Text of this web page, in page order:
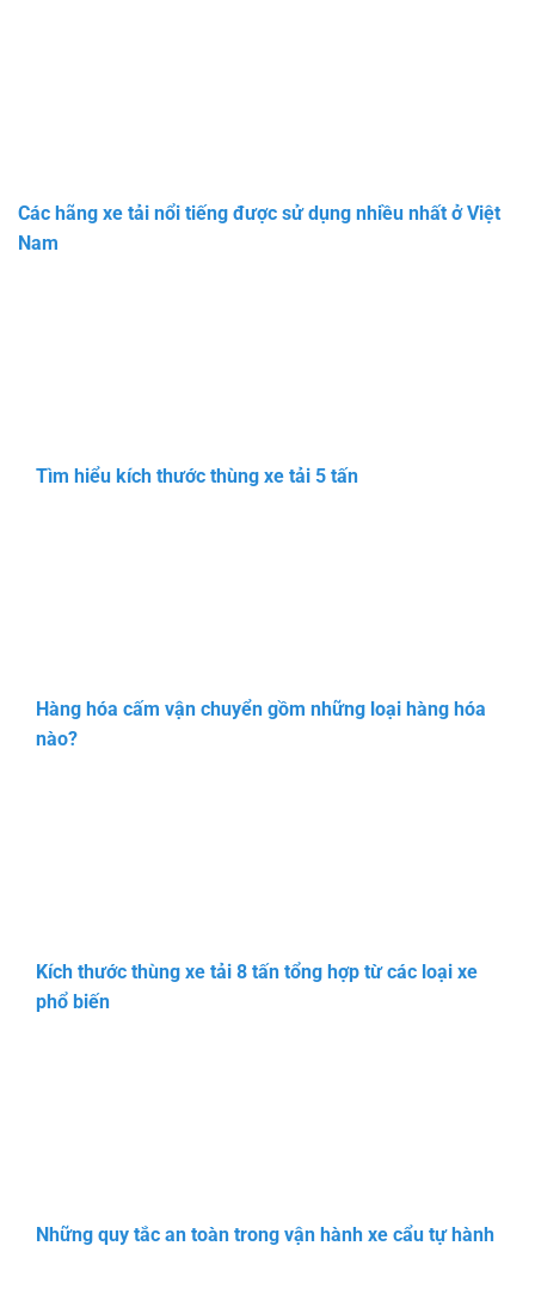
Các hãng xe tải nổi tiếng được sử dụng nhiều nhất ở Việt
Nam
Tìm hiểu kích thước thùng xe tải 5 tấn
Hàng hóa cấm vận chuyển gồm những loại hàng hóa
nào?
Kích thước thùng xe tải 8 tấn tổng hợp từ các loại xe
phổ biến
Những quy tắc an toàn trong vận hành xe cẩu tự hành